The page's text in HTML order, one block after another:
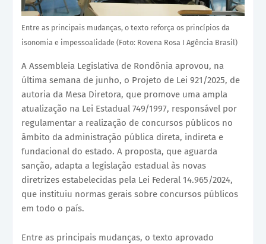
Entre as principais mudanças, o texto reforça os princípios da
isonomia e impessoalidade (Foto: Rovena Rosa I Agência Brasil)
A Assembleia Legislativa de Rondônia aprovou, na
última semana de junho, o Projeto de Lei 921/2025, de
autoria da Mesa Diretora, que promove uma ampla
atualização na Lei Estadual 749/1997, responsável por
regulamentar a realização de concursos públicos no
âmbito da administração pública direta, indireta e
fundacional do estado. A proposta, que aguarda
sanção, adapta a legislação estadual às novas
diretrizes estabelecidas pela Lei Federal 14.965/2024,
que instituiu normas gerais sobre concursos públicos
em todo o país.
Entre as principais mudanças, o texto aprovado